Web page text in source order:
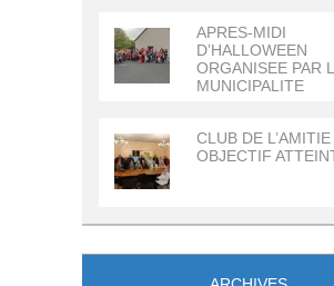
APRES-MIDI
D’HALLOWEEN
ORGANISEE PAR
MUNICIPALITE
CLUB DE L’AMITIE
OBJECTIF